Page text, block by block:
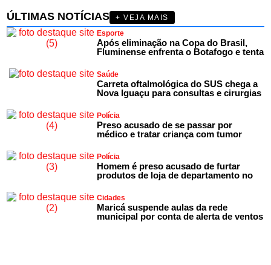
ÚLTIMAS NOTÍCIAS
+ VEJA MAIS
Esporte
Após eliminação na Copa do Brasil,
Fluminense enfrenta o Botafogo e tenta
Saúde
Carreta oftalmológica do SUS chega a
Nova Iguaçu para consultas e cirurgias
Polícia
Preso acusado de se passar por
médico e tratar criança com tumor
Polícia
Homem é preso acusado de furtar
produtos de loja de departamento no
Cidades
Maricá suspende aulas da rede
municipal por conta de alerta de ventos